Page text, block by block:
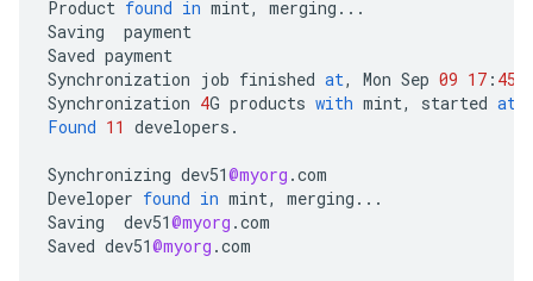
Product found in mint, merging ...
Saving
payment
Saved payment
Synchronization job finished at, Mon Sep 09 17 : 45
Synchronization 4G products with mint, started at
Found 11 developers .
Synchronizing dev51@myorg .com
Developer found in mint, merging ...
Saving
dev51@myorg .com
Saved dev51@myorg .com